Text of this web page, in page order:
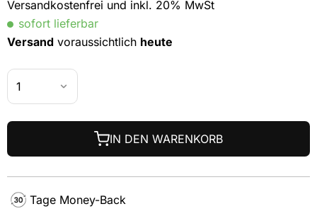
Versandkostenfrei und inkl. 20% MwSt
sofort lieferbar
Versand voraussichtlich heute
IN DEN WARENKORB
Tage Money-Back